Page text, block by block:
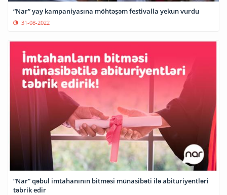
“Nar” yay kampaniyasına möhtəşəm festivalla yekun vurdu
31-08-2022
“Nar” qəbul imtahanının bitməsi münasibəti ilə abituriyentləri
təbrik edir